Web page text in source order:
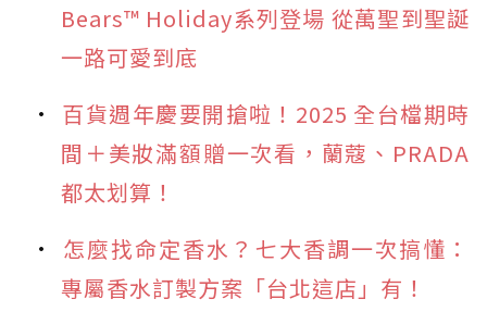
Bears™ Holiday系列登場 從萬聖到聖誕
一路可愛到底
百貨週年慶要開搶啦！2025 全台檔期時
間＋美妝滿額贈一次看，蘭蔻、PRADA
都太划算！
怎麼找命定香水？七大香調一次搞懂：
專屬香水訂製方案「台北這店」有！